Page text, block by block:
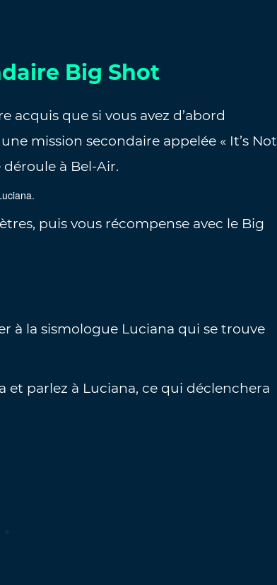
Big Shot
acquis que si vous avez d’abord
mission secondaire appelée « It’s Not
déroule à Bel-Air.
puis vous récompense avec le Big
à la sismologue Luciana qui se trouve
et parlez à Luciana, ce qui déclenchera